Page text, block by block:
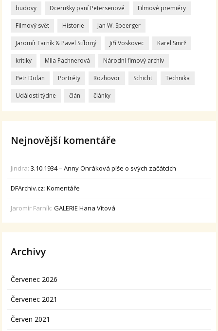
budovy Dcerušky paní Petersenové Filmové premiéry
Filmový svět Historie Jan W. Speerger
Jaromír Farník & Pavel Stíbrný Jiří Voskovec Karel Smrž
kritiky Míla Pachnerová Národní flmový archív
Petr Dolan Portréty Rozhovor Schicht Technika
Události týdne člán články
Nejnovější komentáře
Jindra:3.10.1934 – Anny Onráková píše o svých začátcích
DFArchiv.cz:Komentáře
Jaromír Farník:GALERIE Hana Vítová
Archivy
Červenec 2026
Červenec 2021
Červen 2021